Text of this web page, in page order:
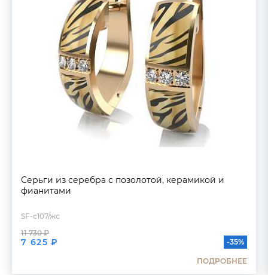
Серьги из серебра с позолотой, керамикой и
фианитами
SF-с107/жс
7 625 ₽
11 730 ₽
-35%
ПОДРОБНЕЕ